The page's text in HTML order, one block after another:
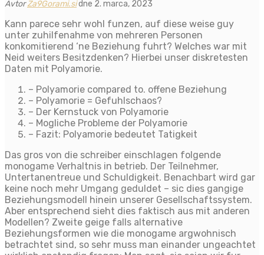
AvtorZa9Gorami.sidne 2. marca, 2023
Kann parece sehr wohl funzen, auf diese weise guy
unter zuhilfenahme von mehreren Personen
konkomitierend ‘ne Beziehung fuhrt? Welches war mit
Neid weiters Besitzdenken? Hierbei unser diskretesten
Daten mit Polyamorie.
– Polyamorie compared to. offene Beziehung
– Polyamorie = Gefuhlschaos?
– Der Kernstuck von Polyamorie
– Mogliche Probleme der Polyamorie
– Fazit: Polyamorie bedeutet Tatigkeit
Das gros von die schreiber einschlagen folgende
monogame Verhaltnis in betrieb. Der Teilnehmer,
Untertanentreue und Schuldigkeit. Benachbart wird gar
keine noch mehr Umgang geduldet – sic dies gangige
Beziehungsmodell hinein unserer Gesellschaftssystem.
Aber entsprechend sieht dies faktisch aus mit anderen
Modellen? Zweite geige falls alternative
Beziehungsformen wie die monogame argwohnisch
betrachtet sind, so sehr muss man einander ungeachtet